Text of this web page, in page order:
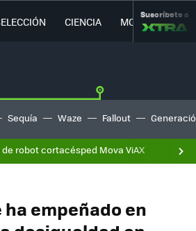
CIENCIA MOVILIDAD
Suscríbete a
Sequía Waze Fallout
de robot cortacésped Mova ViAX
empeñado en